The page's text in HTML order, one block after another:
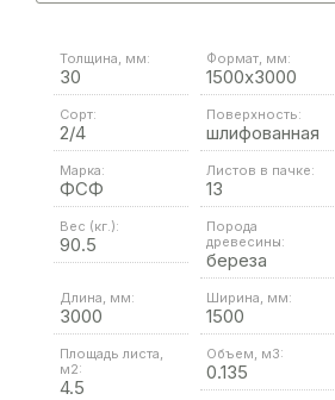
Толщина, мм:
30
Формат, мм:
1500х3000
Сорт:
2/4
Поверхность:
шлифованная
Марка:
ФСФ
Листов в пачке:
13
Вес (кг.):
90.5
Порода
древесины:
береза
Длина, мм:
3000
Ширина, мм:
1500
Площадь листа,
м2:
4.5
Объем, м3:
0.135